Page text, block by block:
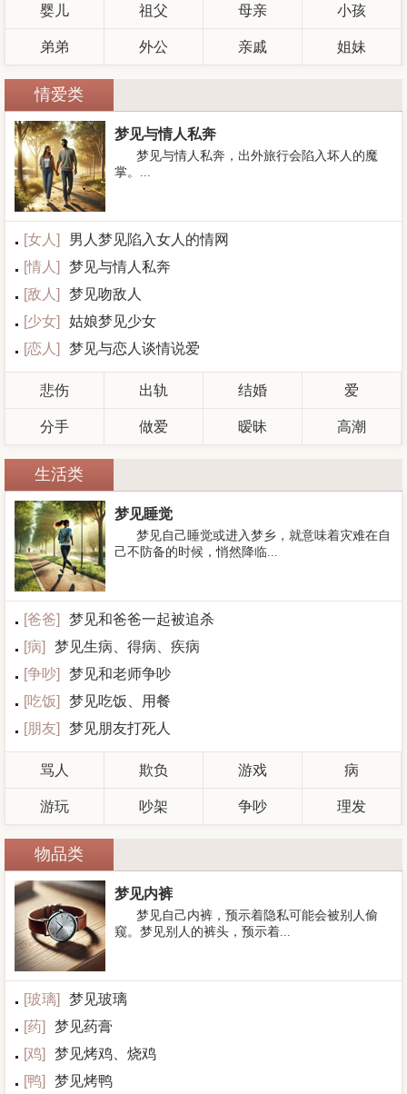
婴儿 祖父 母亲 小孩
弟弟 外公 亲戚 姐妹
情爱类
梦见与情人私奔
梦见与情人私奔，出外旅行会陷入坏人的魔
掌。...
[女人 ]
男人梦见陷入女人的情网
[情人 ]
梦见与情人私奔
[敌人 ]
梦见吻敌人
[少女]
姑娘梦见少女
[恋人 ] 梦见与恋人谈情说爱
悲伤 出轨 结婚 爱
分手 做爱 暧昧 高潮
生活类
梦见睡觉
梦见自己睡觉或进入梦乡，就意味着灾难在自
己不防备的时候，悄然降临...
[爸爸]
梦见和爸爸一起被追杀
[病]
梦见生病、得病、疾病
[争吵]
梦见和老师争吵
[吃饭]
梦见吃饭、用餐
[朋友] 梦见朋友打死人
骂人 欺负 游戏 病
游玩 吵架 争吵 理发
物品类
梦见内裤
梦见自己内裤，预示着隐私可能会被别人偷
窥。梦见别人的裤头，预示着...
[玻璃]
梦见玻璃
[药]
梦见药膏
[鸡]
梦见烤鸡、烧鸡
[鸭] 梦见烤鸭